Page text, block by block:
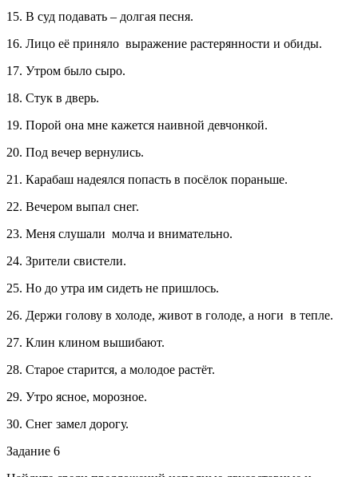
15. В суд подавать – долгая песня.
16. Лицо её приняло выражение растерянности и обиды.
17. Утром было сыро.
18. Стук в дверь.
19. Порой она мне кажется наивной девчонкой.
20. Под вечер вернулись.
21. Карабаш надеялся попасть в посёлок пораньше.
22. Вечером выпал снег.
23. Меня слушали молча и внимательно.
24. Зрители свистели.
25. Но до утра им сидеть не пришлось.
26. Держи голову в холоде, живот в голоде, а ноги в тепле.
27. Клин клином вышибают.
28. Старое старится, а молодое растёт.
29. Утро ясное, морозное.
30. Снег замел дорогу.
Задание 6